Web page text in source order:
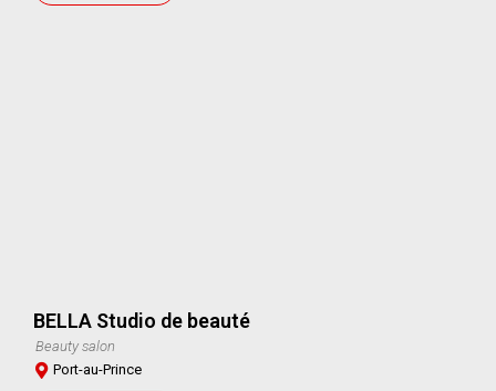
BELLA Studio de beauté
Beauty salon
Port-au-Prince